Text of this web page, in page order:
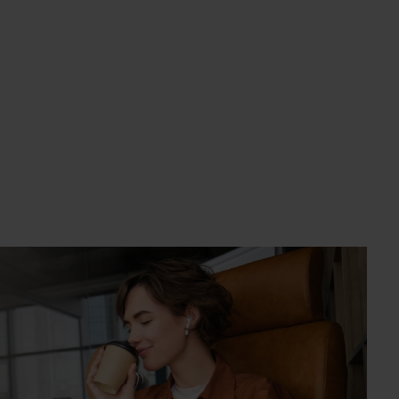
die Anzahl zu erhöhen oder zu
die Schaltflächen um die Anzahl zu
ein oder benutze die Schaltflächen